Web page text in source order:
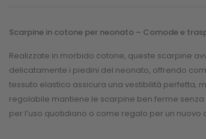
Scarpine in cotone per neonato – Comode e
Realizzate in morbido cotone, queste scarpine
delicatamente i piedini del neonato, offrendo
tessuto elastico assicura una vestibilità perfetta,
regolabile mantiene le scarpine ben ferme
per l’uso quotidiano o come regalo per un nuovo